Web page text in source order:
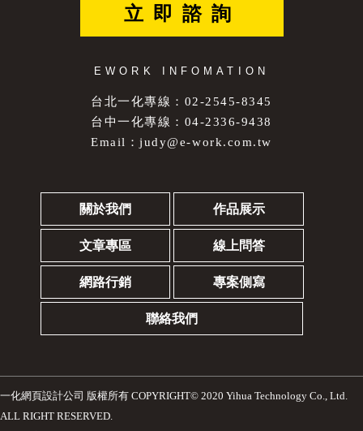
立即諮詢
EWORK INFOMATION
台北一化專線：02-2545-8345
台中一化專線：04-2336-9438
Email：judy@e-work.com.tw
關於我們 作品展示
文章專區 線上問答
網路行銷 專案側寫
聯絡我們
一化網頁設計公司
版權所有 COPYRIGHT© 2020 Yihua Technology Co., Ltd.
ALL RIGHT RESERVED.